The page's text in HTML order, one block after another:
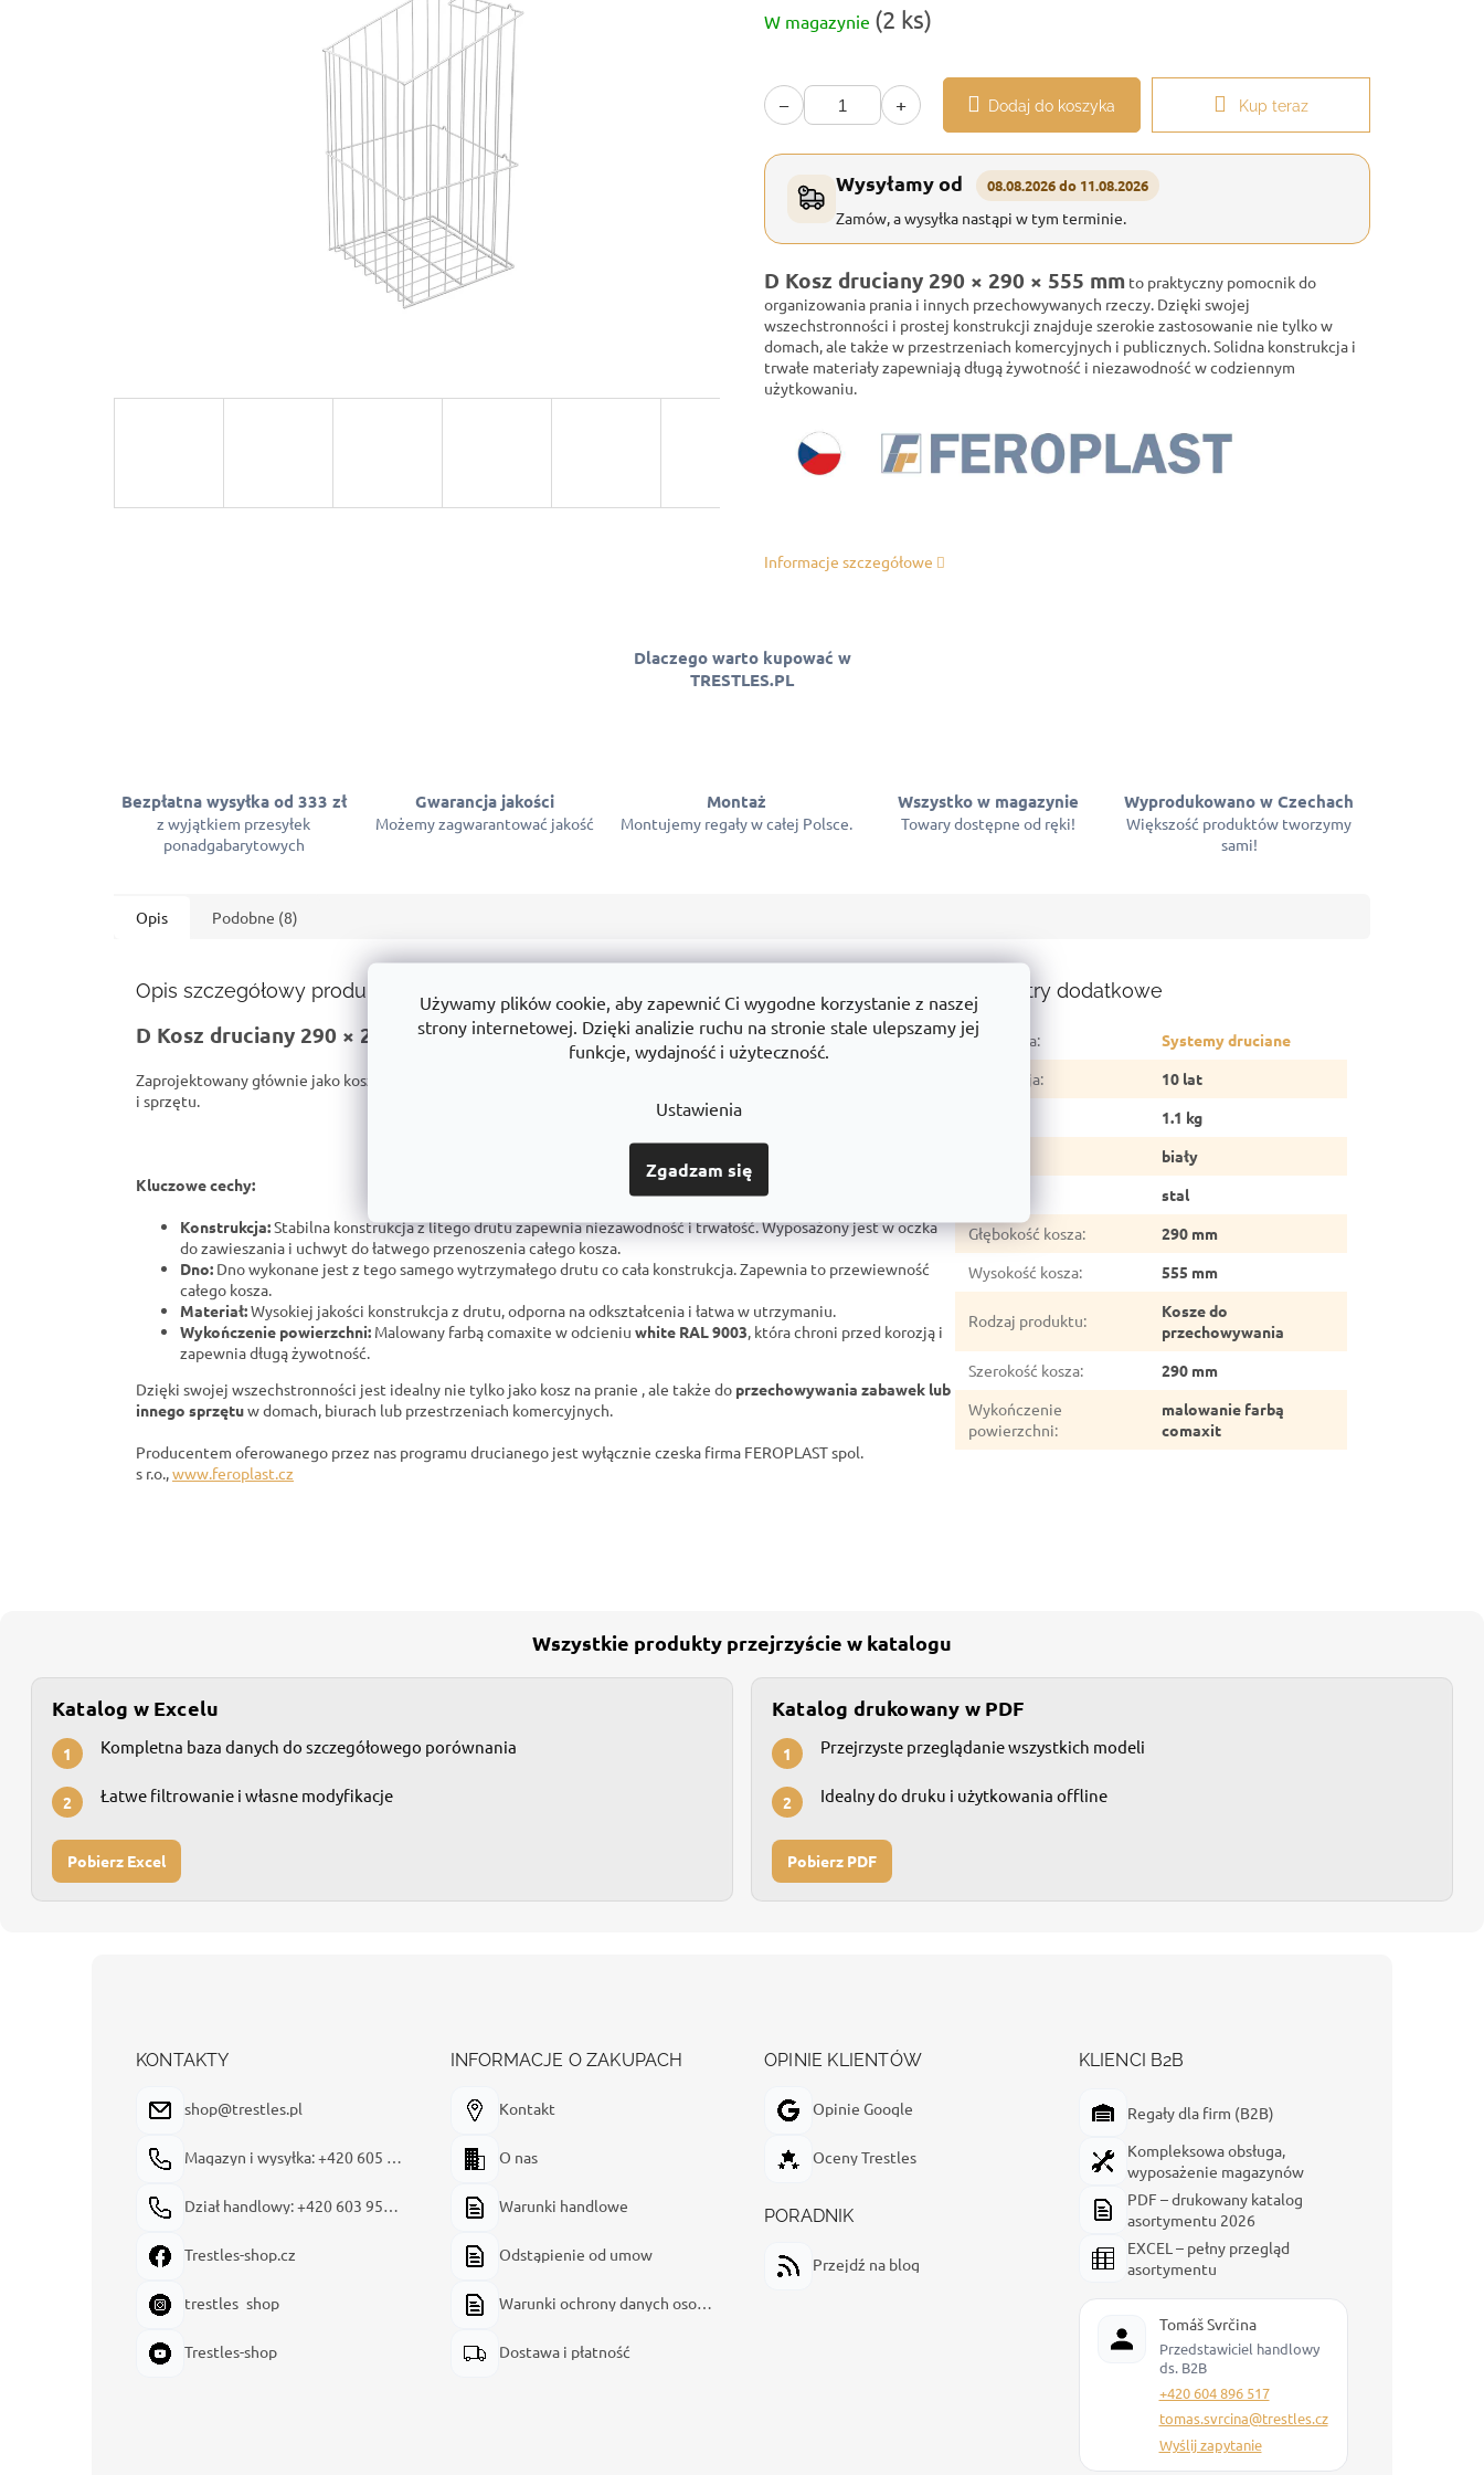
Używamy plików cookie, aby zapewnić Ci wygodne korzystanie z naszej
strony internetowej. Dzięki analizie ruchu na stronie stale ulepszamy jej
funkcje, wydajność i użyteczność.
Ustawienia
Zgadzam się
jednostkowa:
W magazynie (2 ks)
− + Dodaj do koszyka Kup teraz
Wysyłamy od 08.08.2026 do 11.08.2026
Zamów, a wysyłka nastąpi w tym terminie.
D Kosz druciany 290 × 290 × 555 mm to praktyczny pomocnik do
organizowania prania i innych przechowywanych rzeczy. Dzięki swojej
wszechstronności i prostej konstrukcji znajduje szerokie zastosowanie nie tylko w
domach, ale także w przestrzeniach komercyjnych i publicznych. Solidna konstrukcja i
trwałe materiały zapewniają długą żywotność i niezawodność w codziennym
użytkowaniu.
Informacje szczegółowe
Dlaczego warto kupować w
TRESTLES.PL
Bezpłatna wysyłka od 333 zł
z wyjątkiem przesyłek
ponadgabarytowych
Gwarancja jakości
Możemy zagwarantować jakość
Montaż
Montujemy regały w całej Polsce.
Wszystko w magazynie
Towary dostępne od ręki!
Wyprodukowano w Czechach
Większość produktów tworzymy
sami!
Opis Podobne (8)
Opis szczegółowy produktu
D Kosz druciany 290 × 290 × 555 mm
Zaprojektowany głównie jako kosz na pranie, ale może być również używany do przechowywania innych przedmiotów
i sprzętu.
Kluczowe cechy:
Konstrukcja:Stabilna konstrukcja z litego drutu zapewnia niezawodność i trwałość. Wyposażony jest w oczka
do zawieszania i uchwyt do łatwego przenoszenia całego kosza.
Dno: Dno wykonane jest z tego samego wytrzymałego drutu co cała konstrukcja. Zapewnia to przewiewność
całego kosza.
Materiał:Wysokiej jakości konstrukcja z drutu, odporna na odkształcenia i łatwa w utrzymaniu.
Wykończenie powierzchni: Malowany farbą comaxite w odcieniu white RAL 9003, która chroni przed korozją i
zapewnia długą żywotność.
Dzięki swojej wszechstronności jest idealny nie tylko jako kosz na pranie , ale także do przechowywania zabawek lub
innego sprzętuw domach, biurach lub przestrzeniach komercyjnych.
Producentem oferowanego przez nas programu drucianego jest wyłącznie czeska firma FEROPLAST spol.
s r.o.,www.feroplast.cz
Parametry dodatkowe
Kategoria:
Systemy druciane
Gwarancja:
10 lat
1.1 kg
biały
stal
Głębokość kosza:
290 mm
Wysokość kosza: 555 mm
Rodzaj produktu:
Kosze do
przechowywania
Szerokość kosza:
290 mm
Wykończenie
powierzchni:
malowanie farbą
comaxit
Wszystkie produkty przejrzyście w katalogu
Katalog w Excelu
1 Kompletna baza danych do szczegółowego porównania
2 Łatwe filtrowanie i własne modyfikacje
Pobierz Excel
Katalog drukowany w PDF
1 Przejrzyste przeglądanie wszystkich modeli
2 Idealny do druku i użytkowania offline
Pobierz PDF
KONTAKTY
shop@trestles.pl
Magazyn i wysyłka: +420 605 180 144
Dział handlowy: +420 603 954 949
Trestles-shop.cz
trestles_shop
Trestles-shop
INFORMACJE O ZAKUPACH
Kontakt
O nas
Warunki handlowe
Odstąpienie od umow
Warunki ochrony danych osobowych
Dostawa i płatność
OPINIE KLIENTÓW
Opinie Google
Oceny Trestles
PORADNIK
Przejdź na blog
KLIENCI B2B
Regały dla firm (B2B)
Kompleksowa obsługa,
wyposażenie magazynów
PDF – drukowany katalog
asortymentu 2026
EXCEL – pełny przegląd
asortymentu
Tomáš Svrčina
Przedstawiciel handlowy
ds. B2B
+420 604 896 517
tomas.svrcina@trestles.cz
Wyślij zapytanie